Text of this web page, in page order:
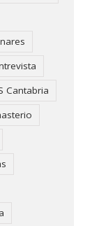
Cantabria